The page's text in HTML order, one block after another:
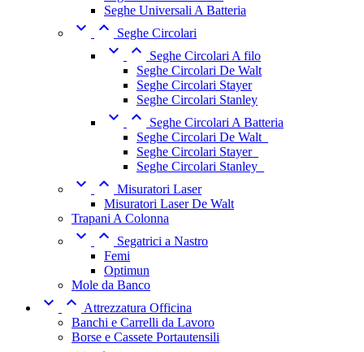
Seghe Universali A Batteria
  Seghe Circolari
 
Seghe Circolari A filo
Seghe Circolari De Walt
Seghe Circolari Stayer
Seghe Circolari Stanley
 
Seghe Circolari A Batteria
Seghe Circolari De Walt_
Seghe Circolari Stayer_
Seghe Circolari Stanley_
  Misuratori Laser
Misuratori Laser De Walt
Trapani A Colonna
 
Segatrici a Nastro
Femi
Optimun
Mole da Banco
  Attrezzatura Officina
Banchi e Carrelli da Lavoro
Borse e Cassete Portautensili